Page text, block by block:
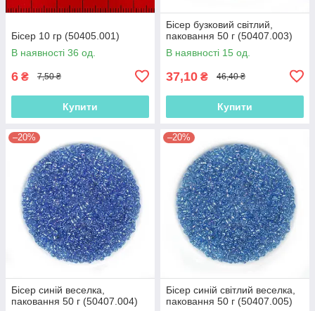
Бісер 10 гр (50405.001)
В наявності 36 од.
6 ₴ 7,50 ₴
Купити
Бісер бузковий світлий,
паковання 50 г (50407.003)
В наявності 15 од.
37,10 ₴ 46,40 ₴
Купити
–20%
Бісер синій веселка,
паковання 50 г (50407.004)
–20%
Бісер синій світлий веселка,
паковання 50 г (50407.005)